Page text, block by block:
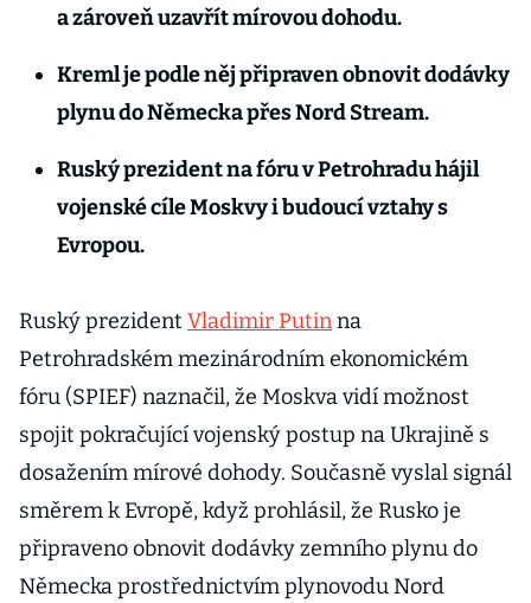
a zároveň uzavřít mírovou dohodu.
Kreml je podle něj připraven obnovit dodávky
plynu do Německa přes Nord Stream.
Ruský prezident na fóru v Petrohradu hájil
vojenské cíle Moskvy i budoucí vztahy s
Evropou.
Ruský prezident Vladimir Putinna
Petrohradském mezinárodním ekonomickém
fóru (SPIEF) naznačil, že Moskva vidí možnost
spojit pokračující vojenský postup na Ukrajině s
dosažením mírové dohody. Současně vyslal signál
směrem k Evropě, když prohlásil, že Rusko je
připraveno obnovit dodávky zemního plynu do
Německa prostřednictvím plynovodu Nord